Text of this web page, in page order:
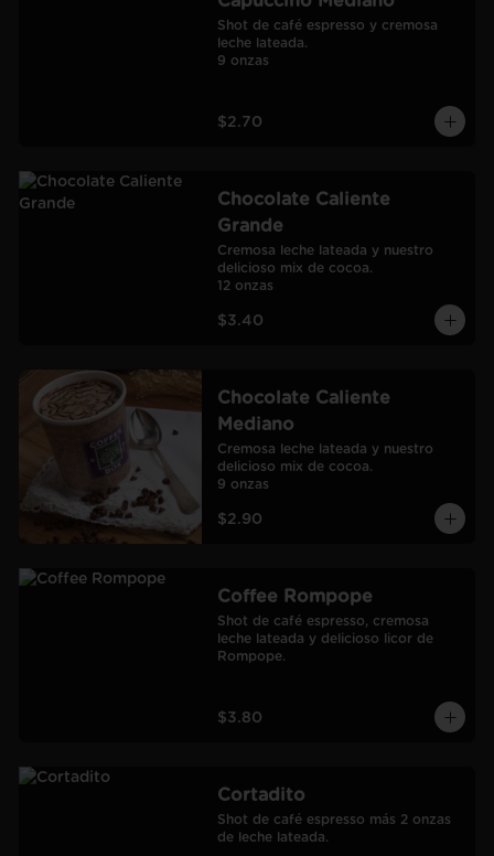
Shot de café espresso y cremosa
leche lateada.
9 onzas
$2.70
Chocolate Caliente
Grande
Cremosa leche lateada y nuestro
delicioso mix de cocoa.
12 onzas
$3.40
Chocolate Caliente
Mediano
Cremosa leche lateada y nuestro
delicioso mix de cocoa.
9 onzas
$2.90
Coffee Rompope
Shot de café espresso, cremosa
leche lateada y delicioso licor de
Rompope.
$3.80
Cortadito
Shot de café espresso más 2 onzas
de leche lateada.